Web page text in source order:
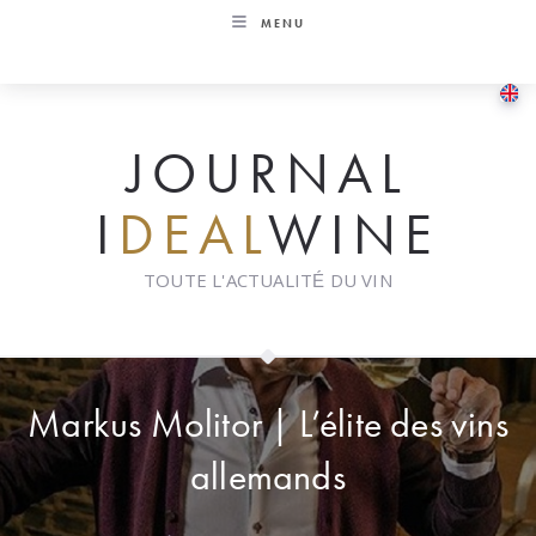
MENU
JOURNAL
I DEALWINE
TOUTE L'ACTUALITÉ DU VIN
Markus Molitor | L’élite des vins
allemands